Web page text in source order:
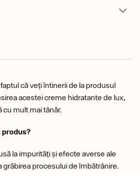
că veți întinerii de la produsul
acestei creme hidratante de lux,
cu mult mai tânăr.
produs?
la impurități și efecte averse ale
grăbirea procesului de îmbătrânire.